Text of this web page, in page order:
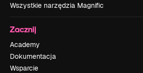
Wszystkie narzędzia Magnific
Zacznij
Academy
Dokumentacja
Wsparcie